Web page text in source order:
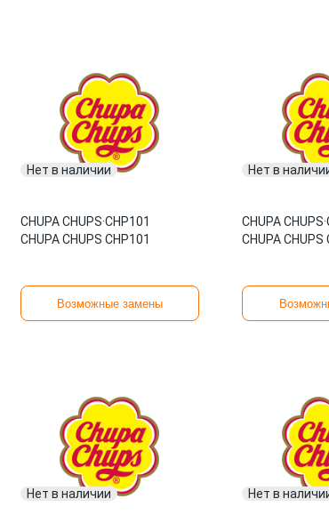
Нет в наличии
CHUPA CHUPS·CHP101
CHUPA CHUPS CHP101
Возможные замены
Нет в
CHUPA CHUPS·
CHUPA CHUPS
Нет в наличии Нет в